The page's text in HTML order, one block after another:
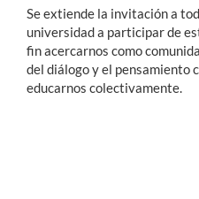
Se extiende la invitación a
universidad a participar de
fin acercarnos como
del diálogo y el pensamiento
educarnos colectivamente.